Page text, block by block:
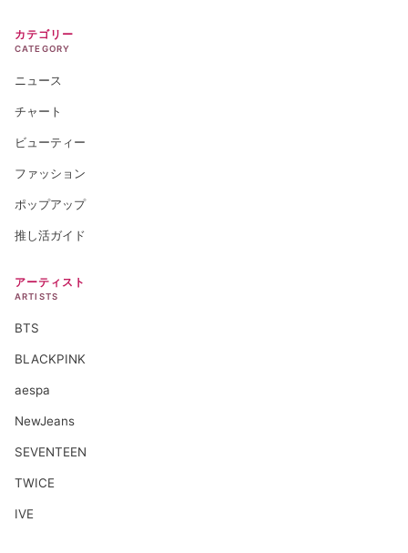
カテゴリー
CATEGORY
ニュース
チャート
ビューティー
ファッション
ポップアップ
推し活ガイド
アーティスト
ARTISTS
BTS
BLACKPINK
aespa
NewJeans
SEVENTEEN
TWICE
IVE